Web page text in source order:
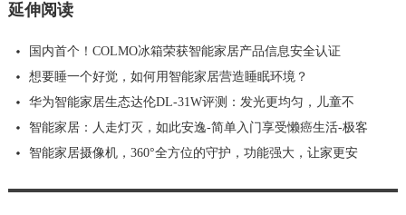
延伸阅读
国内首个！COLMO冰箱荣获智能家居产品信息安全认证
想要睡一个好觉，如何用智能家居营造睡眠环境？
华为智能家居生态达伦DL-31W评测：发光更均匀，儿童不
智能家居：人走灯灭，如此安逸-简单入门享受懒癌生活-极客
智能家居摄像机，360°全方位的守护，功能强大，让家更安